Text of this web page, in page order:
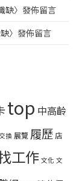
缺〉發佈留言
〉發佈留言
top 中高齡
換 展覽 履歷店
工作 文化 文